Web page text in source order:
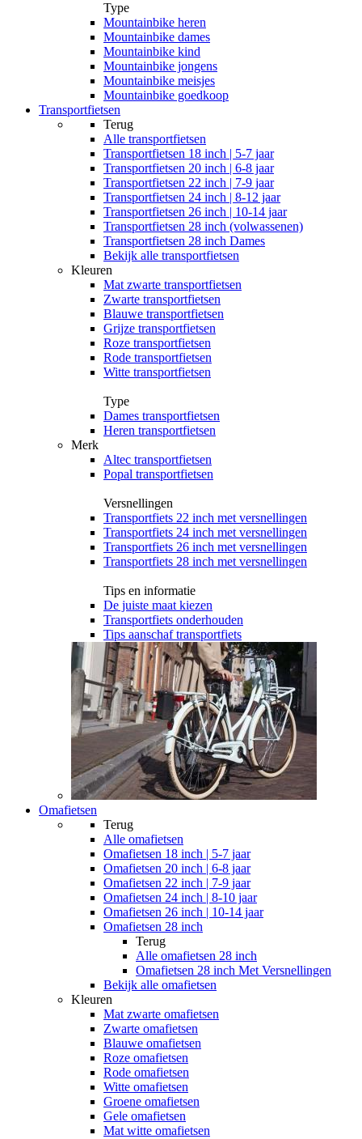
Type
Mountainbike heren
Mountainbike dames
Mountainbike kind
Mountainbike jongens
Mountainbike meisjes
Mountainbike goedkoop
Transportfietsen
Terug
Alle transportfietsen
Transportfietsen 18 inch | 5-7 jaar
Transportfietsen 20 inch | 6-8 jaar
Transportfietsen 22 inch | 7-9 jaar
Transportfietsen 24 inch | 8-12 jaar
Transportfietsen 26 inch | 10-14 jaar
Transportfietsen 28 inch (volwassenen)
Transportfietsen 28 inch Dames
Bekijk alle transportfietsen
Kleuren
Mat zwarte transportfietsen
Zwarte transportfietsen
Blauwe transportfietsen
Grijze transportfietsen
Roze transportfietsen
Rode transportfietsen
Witte transportfietsen
Type
Dames transportfietsen
Heren transportfietsen
Merk
Altec transportfietsen
Popal transportfietsen
Versnellingen
Transportfiets 22 inch met versnellingen
Transportfiets 24 inch met versnellingen
Transportfiets 26 inch met versnellingen
Transportfiets 28 inch met versnellingen
Tips en informatie
De juiste maat kiezen
Transportfiets onderhouden
Tips aanschaf transportfiets
Omafietsen
Terug
Alle omafietsen
Omafietsen 18 inch | 5-7 jaar
Omafietsen 20 inch | 6-8 jaar
Omafietsen 22 inch | 7-9 jaar
Omafietsen 24 inch | 8-10 jaar
Omafietsen 26 inch | 10-14 jaar
Omafietsen 28 inch
Terug
Alle omafietsen 28 inch
Omafietsen 28 inch Met Versnellingen
Bekijk alle omafietsen
Kleuren
Mat zwarte omafietsen
Zwarte omafietsen
Blauwe omafietsen
Roze omafietsen
Rode omafietsen
Witte omafietsen
Groene omafietsen
Gele omafietsen
Mat witte omafietsen